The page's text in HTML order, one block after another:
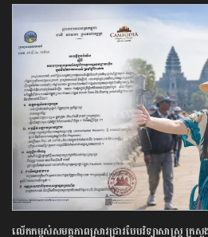
លើកកម្ពស់​សមត្ថភាព​ស្រាវជ្រាវ​បែប​វិទ្យាសាស្ត្រ​